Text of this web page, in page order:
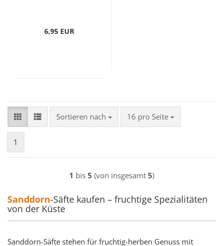
6,95 EUR
Sortieren nach
Sortieren nach 16 pro Seite
pro Seite
1
1 bis 5 (von insgesamt 5)
Sanddorn-Säfte kaufen – fruchtige Spezialitäten
von der Küste
Sanddorn-Säfte stehen für fruchtig-herben Genuss mit